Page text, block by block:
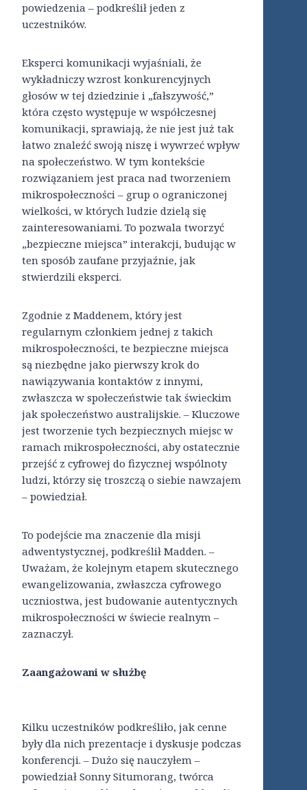
powiedzenia – podkreślił jeden z
uczestników.
Eksperci komunikacji wyjaśniali, że
wykładniczy wzrost konkurencyjnych
głosów w tej dziedzinie i „fałszywość,”
która często występuje w współczesnej
komunikacji, sprawiają, że nie jest już tak
łatwo znaleźć swoją niszę i wywrzeć wpływ
na społeczeństwo. W tym kontekście
rozwiązaniem jest praca nad tworzeniem
mikrospołeczności – grup o ograniczonej
wielkości, w których ludzie dzielą się
zainteresowaniami. To pozwala tworzyć
„bezpieczne miejsca” interakcji, budując w
ten sposób zaufane przyjaźnie, jak
stwierdzili eksperci.
Zgodnie z Maddenem, który jest
regularnym członkiem jednej z takich
mikrospołeczności, te bezpieczne miejsca
są niezbędne jako pierwszy krok do
nawiązywania kontaktów z innymi,
zwłaszcza w społeczeństwie tak świeckim
jak społeczeństwo australijskie. – Kluczowe
jest tworzenie tych bezpiecznych miejsc w
ramach mikrospołeczności, aby ostatecznie
przejść z cyfrowej do fizycznej wspólnoty
ludzi, którzy się troszczą o siebie nawzajem
– powiedział.
To podejście ma znaczenie dla misji
adwentystycznej, podkreślił Madden. –
Uważam, że kolejnym etapem skutecznego
ewangelizowania, zwłaszcza cyfrowego
uczniostwa, jest budowanie autentycznych
mikrospołeczności w świecie realnym –
zaznaczył.
Zaangażowani w służbę
Kilku uczestników podkreśliło, jak cenne
były dla nich prezentacje i dyskusje podczas
konferencji. – Dużo się nauczyłem –
powiedział Sonny Situmorang, twórca